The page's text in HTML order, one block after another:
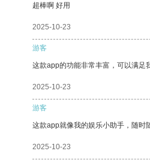
超棒啊 好用
2025-10-23
游客
这款app的功能非常丰富，可以满足
2025-10-23
游客
这款app就像我的娱乐小助手，随时
2025-10-23